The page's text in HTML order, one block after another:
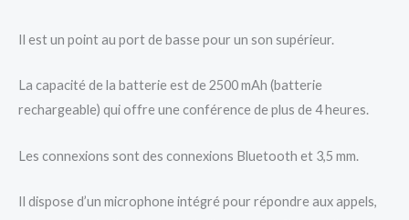
Il est un point au port de basse pour un son supérieur.
La capacité de la batterie est de 2500 mAh (batterie
rechargeable) qui offre une conférence de plus de 4 heures.
Les connexions sont des connexions Bluetooth et 3,5 mm.
Il dispose d’un microphone intégré pour répondre aux appels,